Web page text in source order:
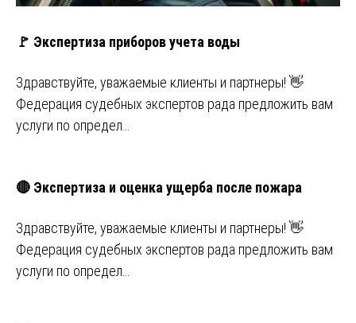
🚩 Экспертиза приборов учета воды
Здравствуйте, уважаемые клиенты и партнеры! 👋
Федерация судебных экспертов рада предложить вам
услуги по определ…
🔴 Экспертиза и оценка ущерба после пожара
Здравствуйте, уважаемые клиенты и партнеры! 👋
Федерация судебных экспертов рада предложить вам
услуги по определ…